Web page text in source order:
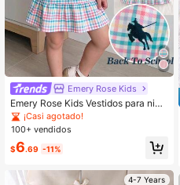
Emery Rose Kids
Emery Rose Kids Vestidos para niña
s jóvenes, vestidos casuales de mo
da para vacaciones, vestido de ma
nga corta rosa, vestido casual de p
unto con cuello a cuadros para niña
¡Casi agotado!
100+ vendidos
$6.69 -11%
4-7 Years